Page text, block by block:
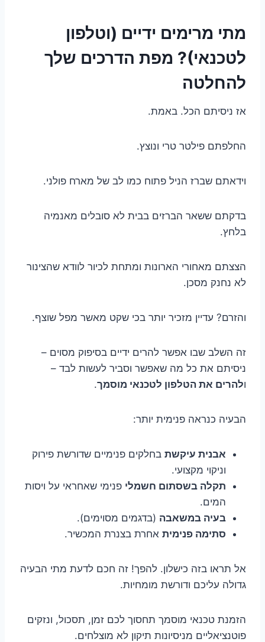
מתי מרימים ידיים (וטלפון
לטכנאי)? מפת הדרכים שלך
להחלטה
אז ניסיתם הכל. באמת.
החלפתם פילטר טרי ונוצץ.
וידאתם שברז הניל פתוח כמו לב של מארח פולני.
בדקתם ששאר הברזים בבית לא סובלים מאנמיה
בלחץ.
הצצתם מאחורי הארונות ומתחת לכיור לוודא שהצינור
לא נחנק מסכן.
והזרם? עדיין מזכיר יותר בכי שקט מאשר מפל שוצף.
זה השלב שבו אפשר להרים ידיים בסיפוק מסוים –
ניסיתם את כל מה שאפשר וסביר לעשות לבד –
ולהרים את הטלפון לטכנאי מוסמך.
הבעיה כנראה פנימית יותר:
אבנית עיקשת בחלקים פנימיים שדורשת פירוק
וניקוי מקצועי.
תקלה בשסתום חשמלי פנימי שאחראי על ויסות
המים.
בעיה במשאבה (בדגמים מסוימים).
סתימה פנימית אחרת בצנרת המכשיר.
אל תראו בזה כישלון. להפך! זה חכם לדעת מתי הבעיה
גדולה עליכם ודורשת מומחיות.
הזמנת טכנאי מוסמך תחסוך לכם זמן, תסכול, ונזקים
פוטנציאליים מניסיונות תיקון לא מוצלחים.